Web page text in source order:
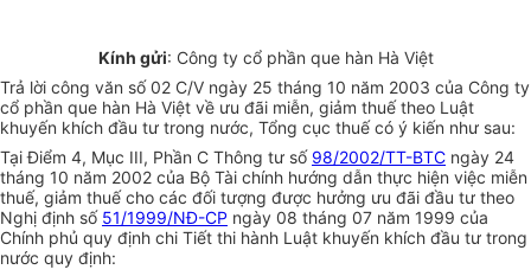
Kính gửi: Công ty cổ phần que hàn Hà Việt
Trả lời công văn số 02 C/V ngày 25 tháng 10 năm 2003 của Công ty
cổ phần que hàn Hà Việt về ưu đãi miễn, giảm thuế theo Luật
khuyến khích đầu tư trong nước, Tổng cục thuế có ý kiến như sau:
Tại Điểm 4, Mục III, Phần C Thông tư số 98/2002/TT-BTC ngày 24
tháng 10 năm 2002 của Bộ Tài chính hướng dẫn thực hiện việc miễn
thuế, giảm thuế cho các đối tượng được hưởng ưu đãi đầu tư theo
Nghị định số 51/1999/NĐ-CP ngày 08 tháng 07 năm 1999 của
Chính phủ quy định chi Tiết thi hành Luật khuyến khích đầu tư trong
nước quy định: